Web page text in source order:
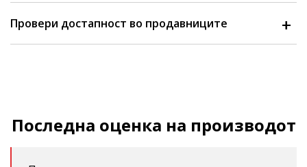
Провери достапност во продавниците
Последна оценка на производот